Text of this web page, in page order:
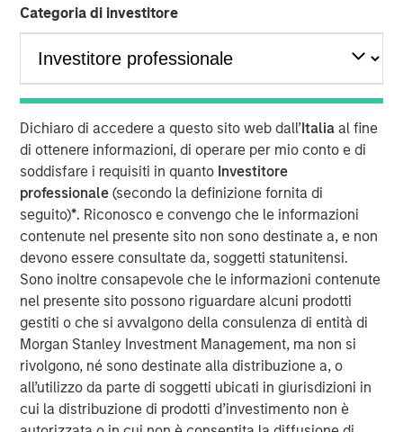
Categoria di investitore
Dichiaro di accedere a questo sito web dall’Italia al fine
di ottenere informazioni, di operare per mio conto e di
soddisfare i requisiti in quanto Investitore
professionale(secondo la definizione fornita di
seguito)*. Riconosco e convengo che le informazioni
contenute nel presente sito non sono destinate a, e non
devono essere consultate da, soggetti statunitensi.
Sono inoltre consapevole che le informazioni contenute
nel presente sito possono riguardare alcuni prodotti
gestiti o che si avvalgono della consulenza di entità di
Morgan Stanley Investment Management, ma non si
rivolgono, né sono destinate alla distribuzione a, o
all’utilizzo da parte di soggetti ubicati in giurisdizioni in
cui la distribuzione di prodotti d’investimento non è
natural gas gathering system situated in the Marcellus
and Utica shale basins in the Appalachian region of the
United States.
and economic interest in Eureka Hunter along with
Magnum Hunter Resources Corporation (NYSE: MHR), the
other co-control owner of Eureka Hunter and one of
Eureka Hunter’s anchor customers. Additionally, Morgan
Stanley Infrastructure will begin a broader partnership
with management at Eureka Hunter and Magnum Hunter
aimed at expanding operations, growing the customer
base, and securing additional build-out opportunities.
The Eureka Hunter gas gathering system uses a network
of pipelines to transport dry and wet gas from wellheads
to long-haul pipelines and processing plants. The system
currently has more than 100 miles of pipeline in Ohio and
West Virginia with interconnections to multiple